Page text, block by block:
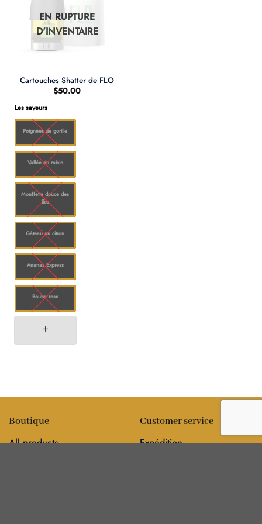
EN RUPTURE
D'INVENTAIRE
Cartouches Shatter de FLO
$50.00
Les saveurs
Poignées de gorille
Vallée du raisin
Mouffette douce des
îles
Gâteau au citron
Ananas Express
Bouba rose
Boutique
All products
Customer service
Expédition